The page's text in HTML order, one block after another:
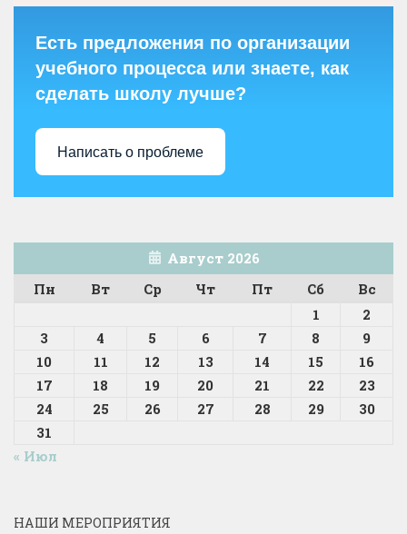
Есть предложения по организации
учебного процесса или знаете, как
сделать школу лучше?
Написать о проблеме
Август 2026
Пн
Вт Ср Чт Пт Сб
Вс
1
2
3
4 5 6 7 8
9
10
11 12 13 14 15
16
17
18 19 20 21 22
23
24
25 26 27 28 29
30
31
« Июл
НАШИ МЕРОПРИЯТИЯ